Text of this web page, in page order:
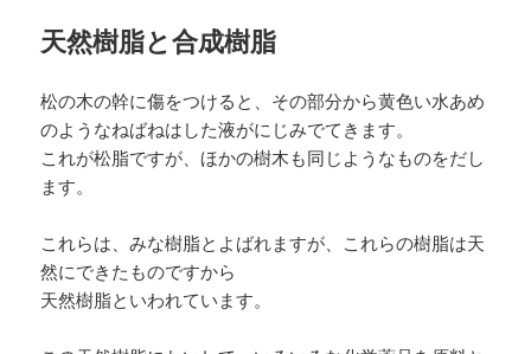
天然樹脂と合成樹脂
松の木の幹に傷をつけると、その部分から黄色い水あめ
のようなねばねはした液がにじみでてきます。
これが松脂ですが、ほかの樹木も同じようなものをだし
ます。
これらは、みな樹脂とよばれますが、これらの樹脂は天
然にできたものですから
天然樹脂といわれています。